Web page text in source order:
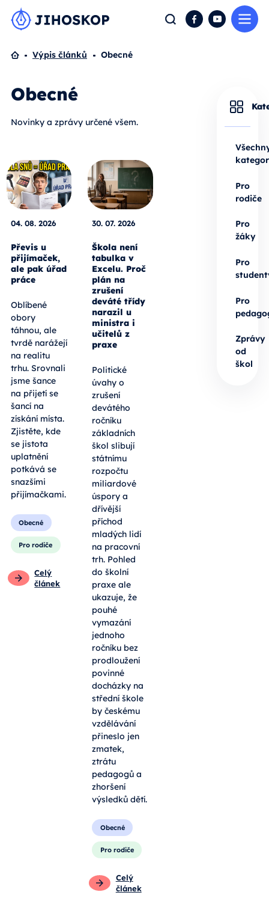
Hledat FacebookYouTube
Domů
Výpis článků Obecné
Obecné
Novinky a zprávy určené všem.
04. 08. 2026
Převis u
přijímaček,
ale pak úřad
práce
Oblíbené
obory
táhnou, ale
tvrdě narážejí
na realitu
trhu. Srovnali
jsme šance
na přijetí se
šancí na
získání místa.
Zjistěte, kde
se jistota
uplatnění
potkává se
snazšími
přijímačkami.
Obecné
Pro rodiče
Celý
článek
30. 07. 2026
Škola není
tabulka v
Excelu. Proč
plán na
zrušení
deváté třídy
narazil u
ministra i
učitelů z
praxe
Politické
úvahy o
zrušení
devátého
ročníku
základních
škol slibují
státnímu
rozpočtu
miliardové
úspory a
dřívější
příchod
mladých lidí
na pracovní
trh. Pohled
do školní
praxe ale
ukazuje, že
pouhé
vymazání
jednoho
ročníku bez
prodloužení
povinné
docházky na
střední škole
by českému
vzdělávání
přineslo jen
zmatek,
ztrátu
pedagogů a
zhoršení
výsledků dětí.
Obecné
Pro rodiče
Celý
článek
Pro
rodiče
Pro
žáky
Pro
Pro
Zprávy
od
škol